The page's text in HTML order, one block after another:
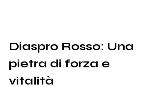
Diaspro Rosso: Una
pietra di forza e
vitalità